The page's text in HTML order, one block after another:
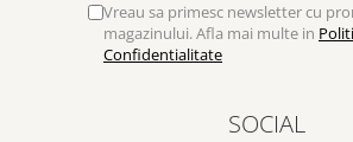
Vreau sa primesc newsletter cu
magazinului. Afla mai multe in
Confidentialitate
SOCIAL